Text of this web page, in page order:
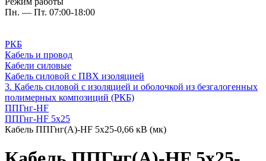
Пн. — Пт. 07:00-18:00
РКБ
Кабель и провод
Кабели силовые
Кабель силовой с ПВХ изоляцией
3. Кабель силовой с изоляцией и оболочкой из безгалогенных
полимерных композиций (РКБ)
ППГнг-HF
ППГнг-HF 5х25
Кабель ППГнг(А)-HF 5х25-0,66 кВ (мк)